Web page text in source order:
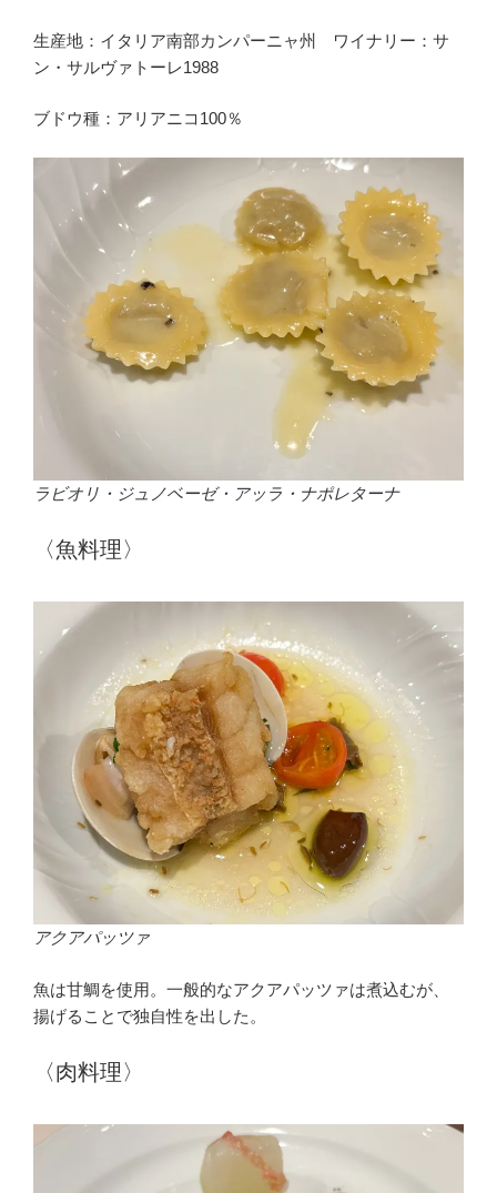
生産地：イタリア南部カンパーニャ州 ワイナリー：サ
ン・サルヴァトーレ1988
ブドウ種：アリアニコ100％
ラビオリ・ジュノベーゼ・アッラ・ナポレターナ
〈魚料理〉
アクアパッツァ
魚は甘鯛を使用。一般的なアクアパッツァは煮込むが、
揚げることで独自性を出した。
〈肉料理〉